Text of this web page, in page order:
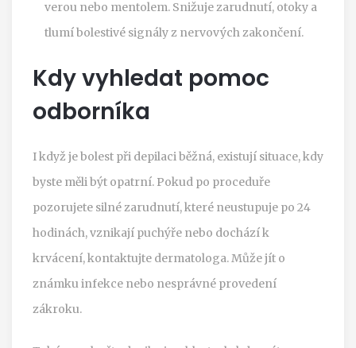
verou nebo mentolem. Snižuje zarudnutí, otoky a
tlumí bolestivé signály z nervových zakončení.
Kdy vyhledat pomoc
odborníka
I když je bolest při depilaci běžná, existují situace, kdy
byste měli být opatrní. Pokud po proceduře
pozorujete silné zarudnutí, které neustupuje po 24
hodinách, vznikají puchýře nebo dochází k
krvácení, kontaktujte dermatologa. Může jít o
známku infekce nebo nesprávné provedení
zákroku.